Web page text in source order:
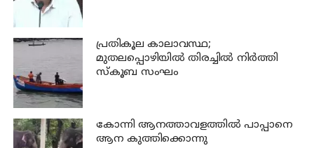
പ്രതികൂല കാലാവസ്ഥ;
മുതലപ്പൊഴിയില്‍ തിരച്ചില്‍ നിര്‍ത്തി
സ്കൂബ സംഘം
കോന്നി ആനത്താവളത്തില്‍ പാപ്പാനെ
ആന കുത്തിക്കൊന്നു